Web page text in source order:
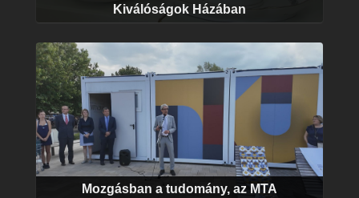
Kiválóságok Házában
Mozgásban a tudomány, az MTA